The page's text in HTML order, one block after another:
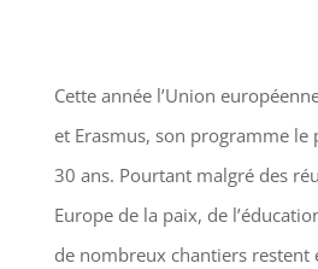
Cette année l’Union
et Erasmus, son programme le
30 ans. Pourtant malgré des
Europe de la paix, de
de nombreux chantiers restent